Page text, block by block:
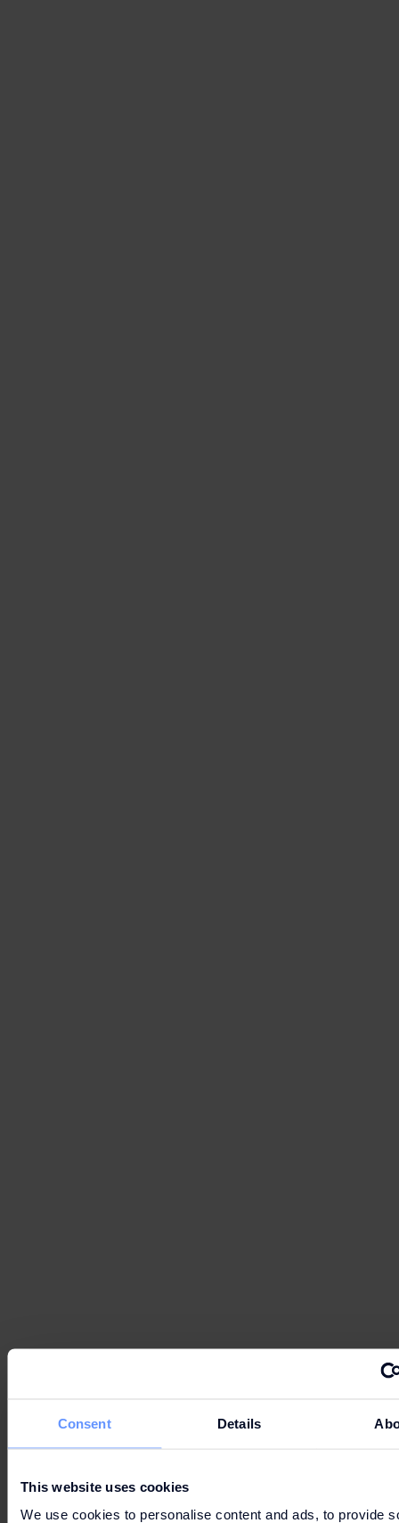
Consent Details
This website uses cookies
We use cookies to personalise content and ads, to provide